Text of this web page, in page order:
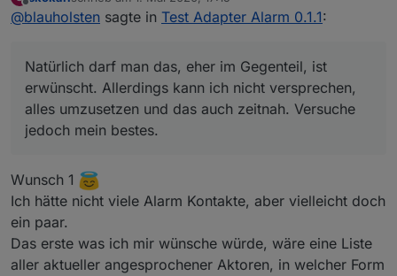
@blauholsten
Adapter hat unglaublich Potenzial.....spiele
nen bisschen rum,
da fallen mir bestimmt noch einige Dinge ein.
erwünscht. Allerdings kann ich nicht versprechen,
alles umzusetzen und das auch zeitnah. Versuche
jedoch mein bestes.
Offline zuletzt editiert von
@blauholsten sagte in Test Adapter Alarm 0.1.1:
Natürlich darf man das, eher im Gegenteil, ist
erwünscht. Allerdings kann ich nicht versprechen,
alles umzusetzen und das auch zeitnah. Versuche
jedoch mein bestes.
Wunsch 1
Ich hätte nicht viele Alarm Kontakte, aber vielleicht doch
ein paar.
Das erste was ich mir wünsche würde, wäre eine Liste
aller aktueller angesprochener Aktoren, in welcher Form